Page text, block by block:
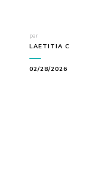
par
LAETITIA C
02/28/2026